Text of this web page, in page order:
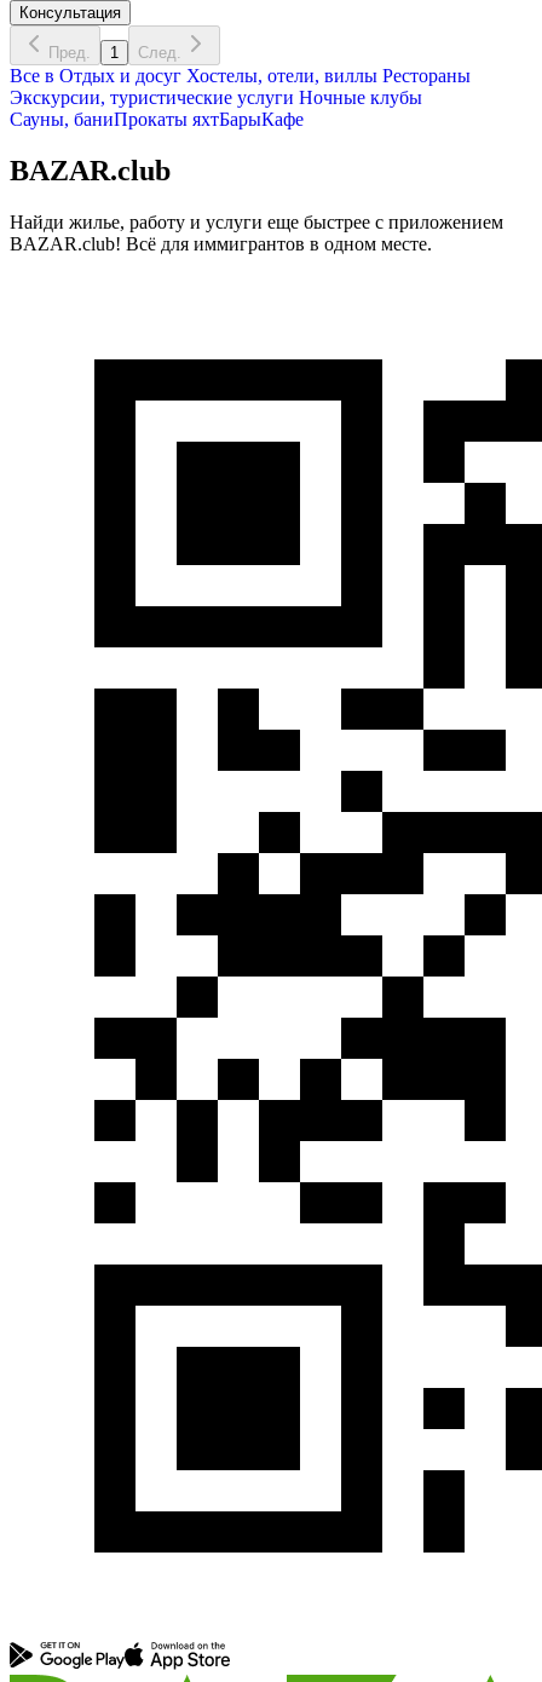
Консультация
Пред. 1 След.
Все в Отдых и досуг Хостелы, отели, виллы Рестораны
Экскурсии, туристические услуги Ночные клубы
Сауны, баниПрокаты яхтБарыКафе
BAZAR.club
Найди жилье, работу и услуги еще быстрее с приложением
BAZAR.club! Всё для иммигрантов в одном месте.